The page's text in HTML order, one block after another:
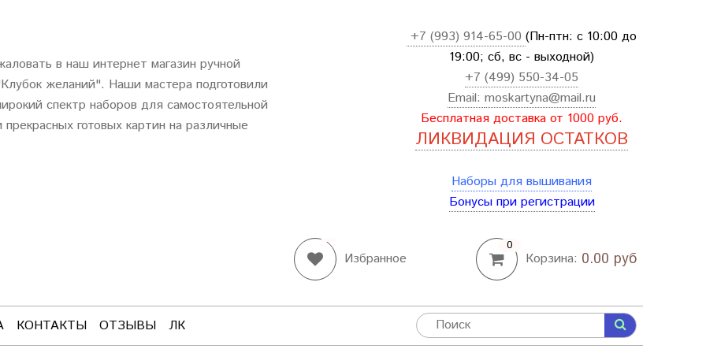
в наш интернет магазин ручной
Клубок желаний". Наши мастера подготовили
спектр наборов для самостоятельной
готовых картин на различные
+7 (993) 914-65-00 (Пн-птн: с 10:00 до
19:00; сб, вс - выходной)
+7 (499) 550-34-05
Email: moskartyna@mail.ru
Бесплатная доставка от 1000 руб.
ЛИКВИДАЦИЯ ОСТАТКОВ
Наборы для вышивания
Бонусы при регистрации
Избранное
0
Корзина: 0.00 руб
КОНТАКТЫ ОТЗЫВЫ ЛК